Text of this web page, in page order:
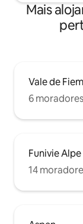
Mais
Vale de
6
Funivie
14